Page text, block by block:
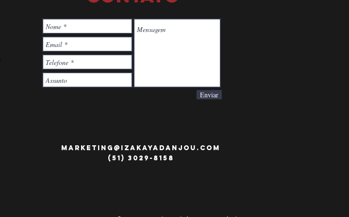
Enviar
marketing@izakayadanjou.COM
(51) 3029-8158